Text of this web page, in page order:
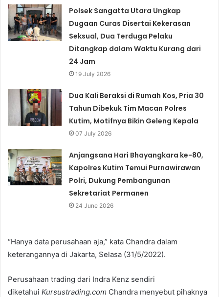
Polsek Sangatta Utara Ungkap
Dugaan Curas Disertai Kekerasan
Seksual, Dua Terduga Pelaku
Ditangkap dalam Waktu Kurang dari
24 Jam
19 July 2026
Dua Kali Beraksi di Rumah Kos, Pria 30
Tahun Dibekuk Tim Macan Polres
Kutim, Motifnya Bikin Geleng Kepala
07 July 2026
Anjangsana Hari Bhayangkara ke-80,
Kapolres Kutim Temui Purnawirawan
Polri, Dukung Pembangunan
Sekretariat Permanen
24 June 2026
“Hanya data perusahaan aja,” kata Chandra dalam
keterangannya di Jakarta, Selasa (31/5/2022).
Perusahaan trading dari Indra Kenz sendiri
diketahui Kursustrading.com Chandra menyebut pihaknya